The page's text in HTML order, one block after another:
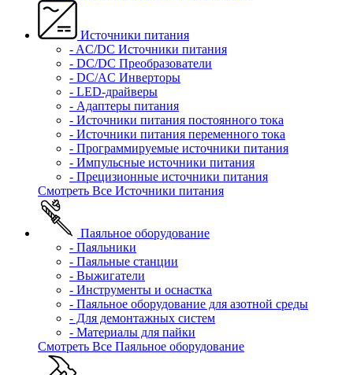
Источники питания
- AC/DC Источники питания
- DC/DC Преобразователи
- DC/AC Инверторы
- LED-драйверы
- Адаптеры питания
- Источники питания постоянного тока
- Источники питания переменного тока
- Программируемые источники питания
- Импульсные источники питания
- Прецизионные источники питания
Смотреть Все Источники питания
Паяльное оборудование
- Паяльники
- Паяльные станции
- Выжигатели
- Инструменты и оснастка
- Паяльное оборудование для азотной среды
- Для демонтажных систем
- Материалы для пайки
Смотреть Все Паяльное оборудование